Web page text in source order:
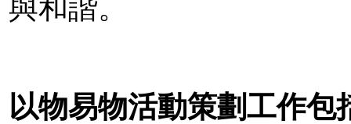
與和諧。
以物易物活動策劃工作